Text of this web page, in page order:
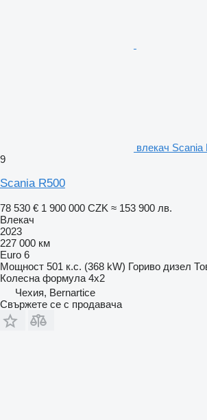
влекач Scania
9
Scania R500
78 530 € 1 900 000 CZK ≈ 153 900 лв.
Влекач
2023
227 000 км
Euro 6
Мощност 501 к.с. (368 kW) Гориво дизел
Колесна формула 4x2
Чехия, Bernartice
Свържете се с продавача